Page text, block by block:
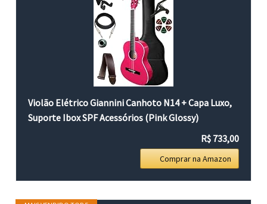
Violão Elétrico Giannini Canhoto N14 + Capa Luxo,
Suporte Ibox SPF Acessórios (Pink Glossy)
R$ 733,00
Comprar na Amazon